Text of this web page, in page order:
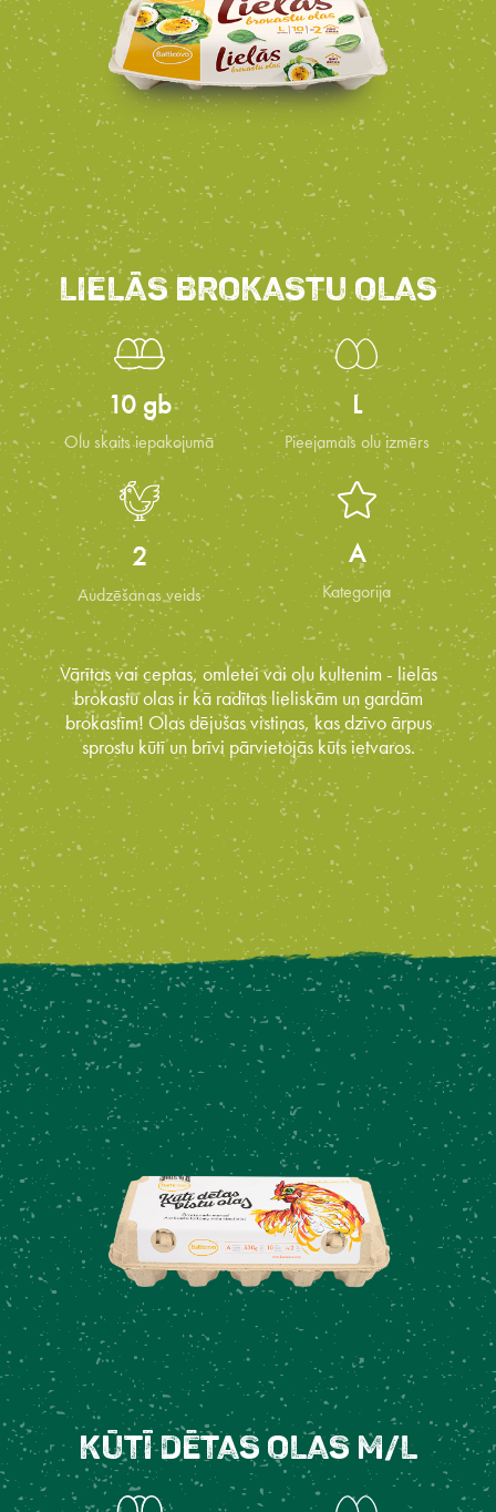
LIELĀS BROKASTU OLAS
10 gb
Olu skaits iepakojumā
L
Pieejamais olu izmērs
2
Audzēšanas veids
A
Kategorija
Vārītas vai ceptas, omletei vai olu kultenim - lielās
brokastu olas ir kā radītas lieliskām un gardām
brokastīm! Olas dējušas vistiņas, kas dzīvo ārpus
sprostu kūtī un brīvi pārvietojās kūts ietvaros.
Kūtī dētas olas M/L